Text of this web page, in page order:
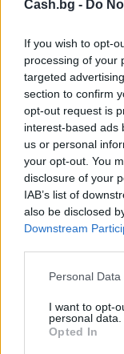
Cash.bg - Do
If you wish to opt-
processing of your
targeted
section to confirm
opt-out request is
interest-based ads
us or personal
your opt-out. You
disclosure of your
IAB’s list of
also be disclosed
Downstream
Personal
I want to opt-
personal data.
Opted In
Хирошима
07.08.2026 / 14:00